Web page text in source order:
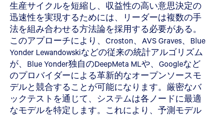
生産サイクルを短縮し、収益性の高い意思決定の
迅速性を実現するためには、リーダーは複数の手
法を組み合わせる方法論を採用する必要がある。
このアプローチにより、Croston、AVS Graves、Blue
Yonder Lewandowskiなどの従来の統計アルゴリズム
が、Blue Yonder独自のDeepMeta MLや、Googleなど
のプロバイダーによる革新的なオープンソースモ
デルと競合することが可能になります。厳密なバ
ックテストを通じて、システムは各ノードに最適
なモデルを特定します。これにより、予測モデル